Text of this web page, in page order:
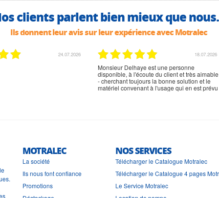
clients parlent bien mieux que
Ils donnent leur avis sur leur expérience avec Motralec
24.07.2026 18.07.2026
Monsieur Delhaye est une personne
disponible, à l'écoute du client et très aimable
- cherchant toujours la bonne solution et le
matériel convenant à l'usage qui en est prévu
MOTRALEC
La société
Ils nous font confiance
Promotions
NOS SERVICES
Télécharger le Catalogue Motralec
Télécharger le Catalogue 4 pages
Le Service Motralec